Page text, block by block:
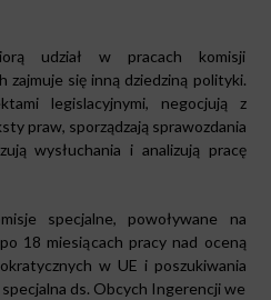
udział w pracach komisji
zajmuje się inną dziedziną polityki.
legislacyjnymi, negocjują z
praw, sporządzają sprawozdania
wysłuchania i analizują pracę
specjalne, powoływane na
18 miesiącach pracy nad oceną
w UE i poszukiwania
ds. Obcych Ingerencji we